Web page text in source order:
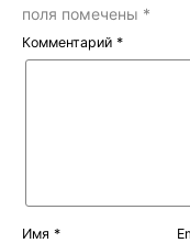
поля помечены *
Комментарий *
Имя *